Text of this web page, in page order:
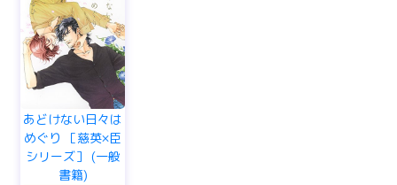
あどけない日々は
めぐり ［慈英×臣
シリーズ］ (一般
書籍)